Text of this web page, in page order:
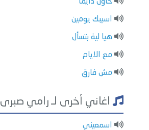
اسيبك يومين
هيا لية بتسأل
مع الايام
مش فارق
اغاني أخرى لـ رامي صبرى
اسمعيني